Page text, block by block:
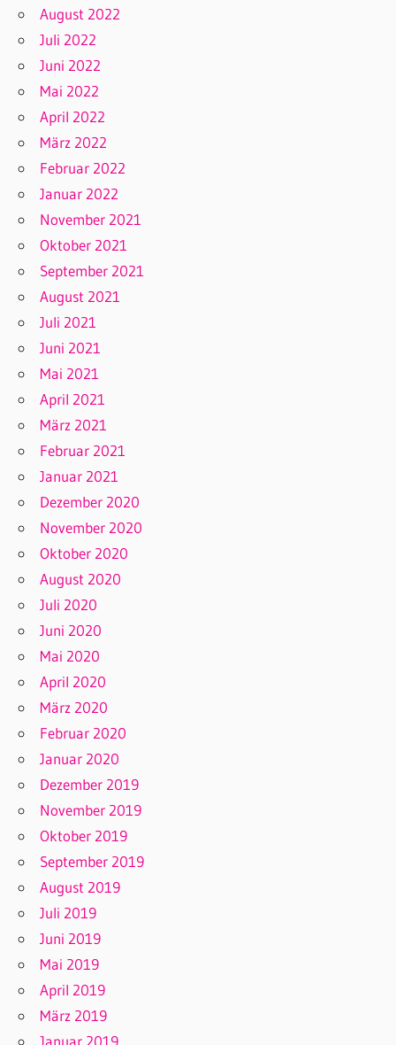
August 2022
Juli 2022
Juni 2022
Mai 2022
April 2022
März 2022
Februar 2022
Januar 2022
November 2021
Oktober 2021
September 2021
August 2021
Juli 2021
Juni 2021
Mai 2021
April 2021
März 2021
Februar 2021
Januar 2021
Dezember 2020
November 2020
Oktober 2020
August 2020
Juli 2020
Juni 2020
Mai 2020
April 2020
März 2020
Februar 2020
Januar 2020
Dezember 2019
November 2019
Oktober 2019
September 2019
August 2019
Juli 2019
Juni 2019
Mai 2019
April 2019
März 2019
Januar 2019